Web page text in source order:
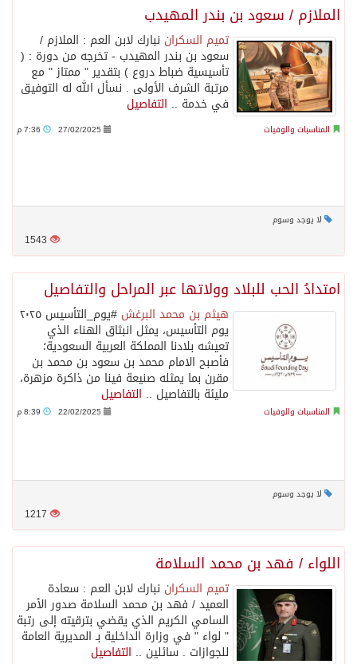
الملازم / سعود بن بندر المهيدب
تميم السكران نبارك لابن العم : الملازم /
سعود بن بندر المهيدب - تخرجه من دورة : (
تأسيسية ضباط دروع ) بتقدير " ممتاز " مع
مرتبة الشرف الأولى . نسأل الله له التوفيق
في خدمة .. التفاصيل
المناسبات والوفيات 27/02/2025
لا يوجد وسوم
1543
امتدادُ الحب للبلاد وولاتها عبر المراحل والتفاصيل
هيثم بن محمد البرغش #يوم_التأسيس ٢٠٢٥
يوم التأسيس، يمثل انبثاق الهناء الذي
تعيشه بلادنا المملكة العربية السعودية؛
فأصبح الامام محمد بن سعود بن محمد بن
مقرن بما يمثله صنيعة فينا من ذاكرة مزهرة،
مليئة بالتفاصيل .. التفاصيل
المناسبات والوفيات 22/02/2025
لا يوجد وسوم
1217
اللواء / فهد بن محمد السلامة
تميم السكران نبارك لابن العم : سعادة
العميد / فهد بن محمد السلامة صدور الأمر
السامي الكريم الذي يقضي بترقيته إلى رتبة
" لواء " في وزارة الداخلية بـ المديرية العامة
للجوازات . سائلين .. التفاصيل